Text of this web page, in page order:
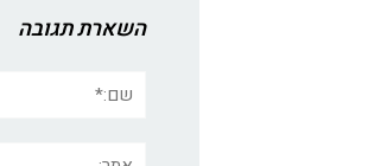
השארת תגובה